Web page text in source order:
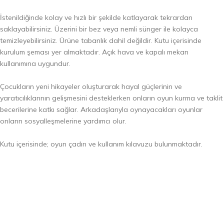
İstenildiğinde kolay ve hızlı bir şekilde katlayarak tekrardan
saklayabilirsiniz. Üzerini bir bez veya nemli sünger ile kolayca
temizleyebilirsiniz. Ürüne tabanlık dahil değildir. Kutu içerisinde
kurulum şeması yer almaktadır. Açık hava ve kapalı mekan
kullanımına uygundur.
Çocukların yeni hikayeler oluşturarak hayal güçlerinin ve
yaratıcılıklarının gelişmesini desteklerken onların oyun kurma ve taklit
becerilerine katkı sağlar. Arkadaşlarıyla oynayacakları oyunlar
onların sosyalleşmelerine yardımcı olur.
Kutu içerisinde; oyun çadırı ve kullanım kılavuzu bulunmaktadır.